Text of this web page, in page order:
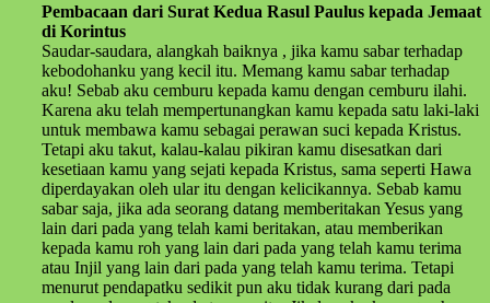
Pembacaan dari Surat Kedua Rasul Paulus kepada Jemaat
di Korintus
Saudar-saudara, alangkah baiknya , jika kamu sabar terhadap
kebodohanku yang kecil itu. Memang kamu sabar terhadap
aku! Sebab aku cemburu kepada kamu dengan cemburu ilahi.
Karena aku telah mempertunangkan kamu kepada satu laki-laki
untuk membawa kamu sebagai perawan suci kepada Kristus.
Tetapi aku takut, kalau-kalau pikiran kamu disesatkan dari
kesetiaan kamu yang sejati kepada Kristus, sama seperti Hawa
diperdayakan oleh ular itu dengan kelicikannya. Sebab kamu
sabar saja, jika ada seorang datang memberitakan Yesus yang
lain dari pada yang telah kami beritakan, atau memberikan
kepada kamu roh yang lain dari pada yang telah kamu terima
atau Injil yang lain dari pada yang telah kamu terima. Tetapi
menurut pendapatku sedikit pun aku tidak kurang dari pada